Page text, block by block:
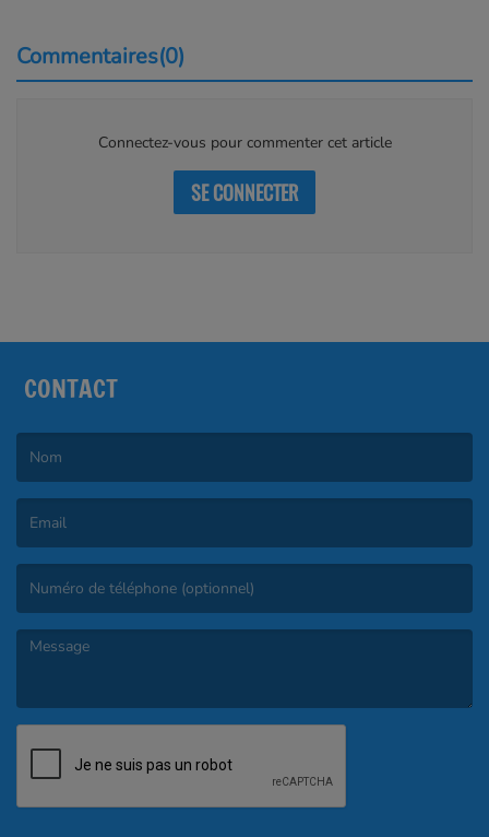
Commentaires(0)
Connectez-vous pour commenter cet article
SE CONNECTER
CONTACT